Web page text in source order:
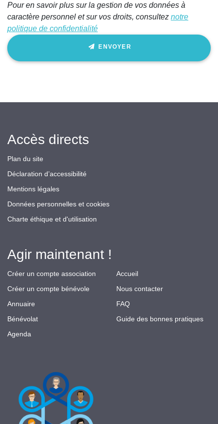
champ
Pour en savoir plus sur la gestion de vos données à
caractère personnel et sur vos droits, consultez notre
politique de confidentialité
ENVOYER
Accès directs
Plan du site
Déclaration d’accessibilité
Mentions légales
Données personnelles et cookies
Charte éthique et d'utilisation
Agir maintenant !
Créer un compte association
Créer un compte bénévole
Annuaire
Bénévolat
Agenda
Accueil
Nous contacter
FAQ
Guide des bonnes pratiques